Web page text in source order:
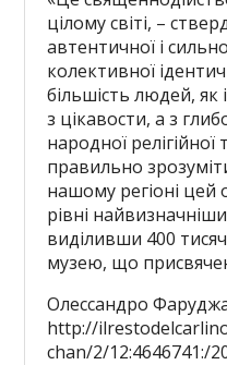
цілому світі, –
автентичної і
колективної
більшість людей,
з цікавости, а з
народної релігійної
правильно
нашому регіоні цей
рівні
виділивши 400
музею, що
Олессандро
http://
сhаn/2/12:4646741:/